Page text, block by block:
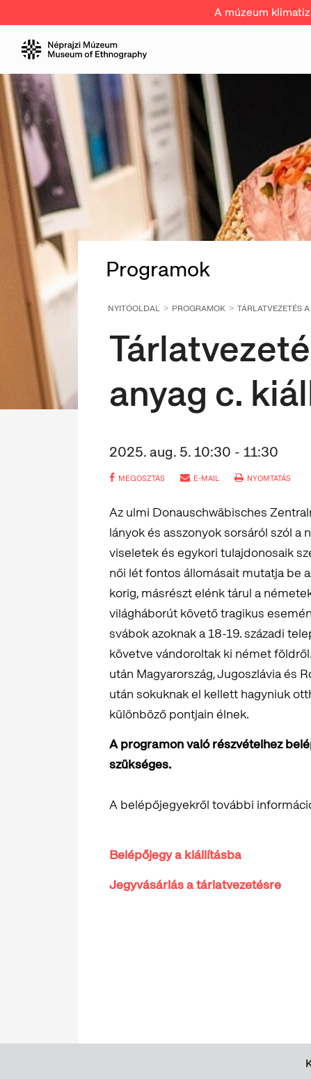
A múzeum
Programok
NYITÓOLDAL PROGRAMOK TÁRLATVEZETÉS
anyag c.
2025. aug. 5. 10:30 - 11:30
MEGOSZTÁS E-MAIL NYOMTATÁS
Az ulmi Donauschwäbisches
lányok és asszonyok sorsáról szól a
viseletek és egykori tulajdonosaik
női lét fontos állomásait mutatja be
korig, másrészt elénk tárul a
világháborút követő tragikus
svábok azoknak a 18-19. századi
követve vándoroltak ki német
után Magyarország, Jugoszlávia és
után sokuknak el kellett hagyniuk
különböző pontjain élnek.
A programon való részvételhez
szükséges.
A belépőjegyekről további
Belépőjegy a kiállításba
Jegyvásárlás a tárlatvezetésre